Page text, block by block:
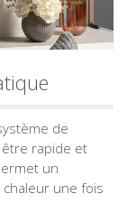
de
rapide et
un
chaleur une fois